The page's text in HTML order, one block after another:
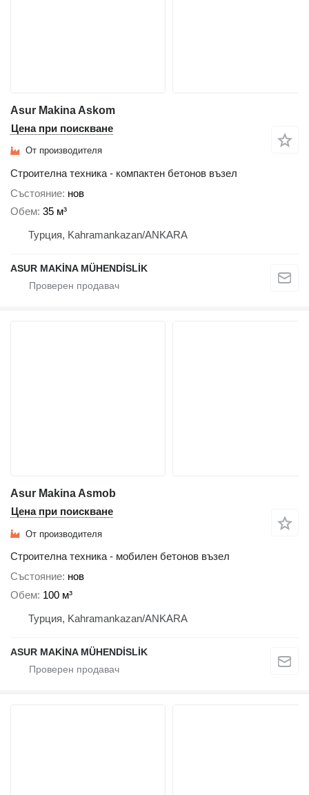
Asur Makina Askom
Цена при поискване
От производителя
Строителна техника - компактен бетонов възел
Състояние нов
Обем 35 м³
Турция, Kahramankazan/ANKARA
ASUR MAKİNA MÜHENDİSLİK
Asur Makina Asmob
Цена при поискване
От производителя
Строителна техника - мобилен бетонов възел
Състояние нов
Обем 100 м³
Турция, Kahramankazan/ANKARA
ASUR MAKİNA MÜHENDİSLİK